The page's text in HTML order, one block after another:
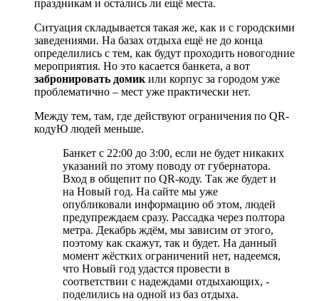
праздникам и остались ли ещё места.
Ситуация складывается такая же, как и с городскими
заведениями. На базах отдыха ещё не до конца
определились с тем, как будут проходить новогодние
мероприятия. Но это касается банкета, а вот
забронировать домик или корпус за городом уже
проблематично – мест уже практически нет.
Между тем, там, где действуют ограничения по QR-
кодуЮ людей меньше.
Банкет с 22:00 до 3:00, если не будет никаких
указаний по этому поводу от губернатора.
Вход в общепит по QR-коду. Так же будет и
на Новый год. На сайте мы уже
опубликовали информацию об этом, людей
предупреждаем сразу. Рассадка через полтора
метра. Декабрь ждём, мы зависим от этого,
поэтому как скажут, так и будет. На данный
момент жёстких ограничений нет, надеемся,
что Новый год удастся провести в
соответствии с надеждами отдыхающих, -
поделились на одной из баз отдыха.